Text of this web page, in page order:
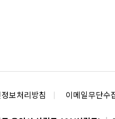
보처리방침 이메일무단수